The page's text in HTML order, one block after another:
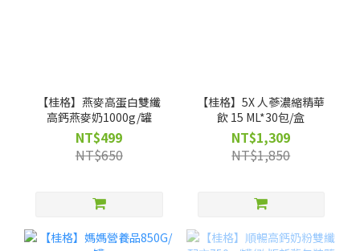
【桂格】燕麥高蛋白雙纖
高鈣燕麥奶1000g/罐
NT$499
NT$650
【桂格】5X 人蔘濃縮精華
飲 15 ML*30包/盒
NT$1,309
NT$1,850